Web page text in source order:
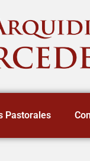
Pastorales